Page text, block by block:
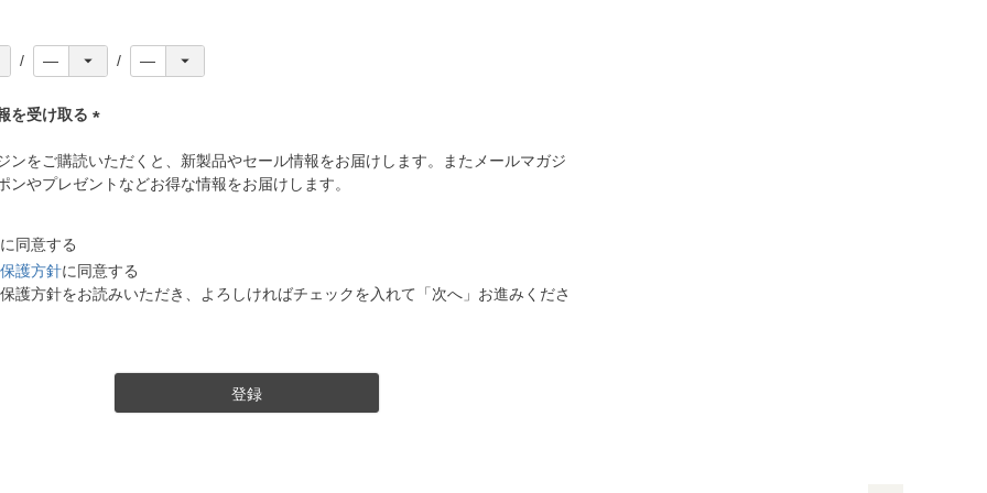
を受け取る
必
須
ンをご購読いただくと、新製品やセール情報をお届けします。またメールマガジ
ンやプレゼントなどお得な情報をお届けします。
に同意する
護方針に同意する
護方針をお読みいただき、よろしければチェックを入れて「次へ」お進みくださ
登録